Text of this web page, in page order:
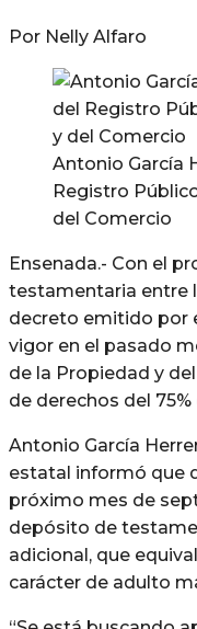
Por Nelly Alfaro
Antonio García
Registro
del Comercio
Ensenada.- Con el
testamentaria entre
decreto emitido por
vigor en el pasado
de la Propiedad y
de derechos del
Antonio García
estatal informó que
próximo mes de
depósito de
adicional, que
carácter de adulto